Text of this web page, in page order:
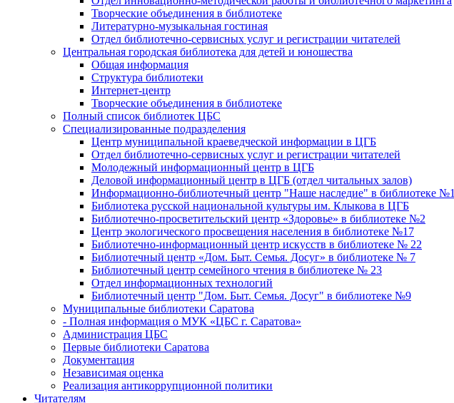
Творческие объединения в библиотеке
Литературно-музыкальная гостиная
Отдел библиотечно-сервисных услуг и регистрации читателей
Центральная городская библиотека для детей и юношества
Общая информация
Структура библиотеки
Интернет-центр
Творческие объединения в библиотеке
Полный список библиотек ЦБС
Специализированные подразделения
Центр муниципальной краеведческой информации в ЦГБ
Отдел библиотечно-сервисных услуг и регистрации читателей
Молодежный информационный центр в ЦГБ
Деловой информационный центр в ЦГБ (отдел читальных залов)
Информационно-библиотечный центр "Наше наследие" в библиотеке №1
Библиотека русской национальной культуры им. Клыкова в ЦГБ
Библиотечно-просветительский центр «Здоровье» в библиотеке №2
Центр экологического просвещения населения в библиотеке №17
Библиотечно-информационный центр искусств в библиотеке № 22
Библиотечный центр «Дом. Быт. Семья. Досуг» в библиотеке № 7
Библиотечный центр семейного чтения в библиотеке № 23
Отдел информационных технологий
Библиотечный центр "Дом. Быт. Семья. Досуг" в библиотеке №9
Муниципальные библиотеки Саратова
- Полная информация о МУК «ЦБС г. Саратова»
Администрация ЦБС
Первые библиотеки Саратова
Документация
Независимая оценка
Реализация антикоррупционной политики
Читателям